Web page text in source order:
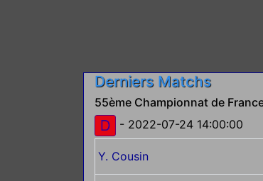
Derniers Matchs
55ème Championnat de
- 2022-07-24 14:00:00
Y. Cousin